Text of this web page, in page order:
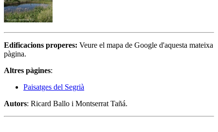
Edificacions properes: Veure el mapa de Google d'aquesta mateixa
pàgina.
Altres pàgines:
Paisatges del Segrià
Autors: Ricard Ballo i Montserrat Tañá.